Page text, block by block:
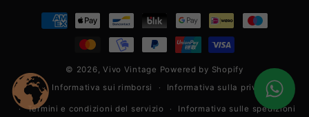
Metodi
pagamento
© 2026,Vivo Vintage Powered by Shopify
Informativa sui rimborsi
Informativa sulla privacy
Termini e condizioni del servizio Informativa sulle spedizioni